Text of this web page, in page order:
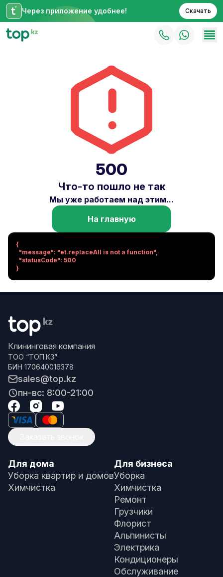
Через приложение удобнее! Скачать
500
Что-то пошло не так
Мы уже работаем над этим...
На главную
{
}
Клининговая компания
ТОО “ТОП.КЗ”
БИН 170640016378
sales@top.kz
пн-вс: 8:00-21:00
Для дома
Уборка квартир и домов
Химчистка
Для бизнеса
Уборка
Химчистка
Ремонт
Грузчики
Флорист
Альпинисты
Электрика
Кондиционеры
Обслуживание